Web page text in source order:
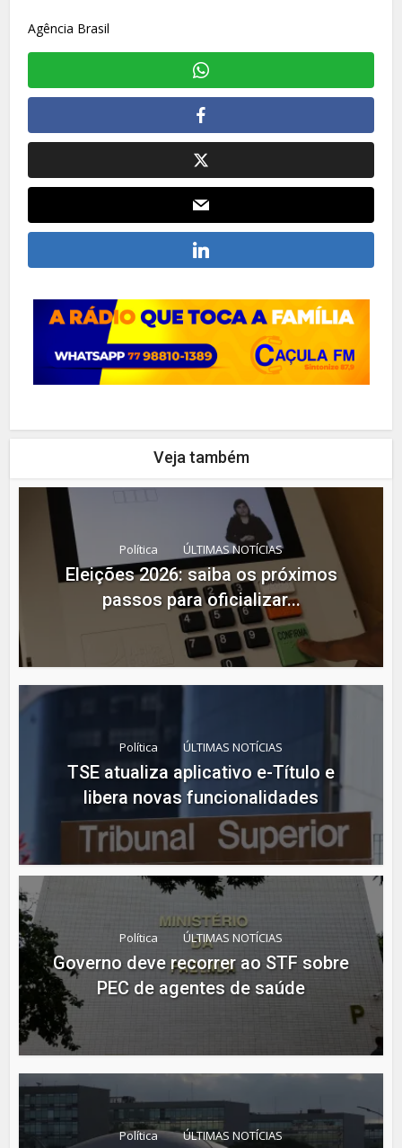
Agência Brasil
Veja também
Política ÚLTIMAS NOTÍCIAS
Eleições 2026: saiba os próximos
passos para oficializar...
Política ÚLTIMAS NOTÍCIAS
TSE atualiza aplicativo e-Título e
libera novas funcionalidades
Política ÚLTIMAS NOTÍCIAS
Governo deve recorrer ao STF sobre
PEC de agentes de saúde
Política ÚLTIMAS NOTÍCIAS